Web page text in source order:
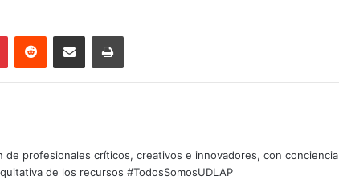
PinterestReddit Share via Email Print
de profesionales críticos, creativos e innovadores, con conciencia
de los recursos #TodosSomosUDLAP